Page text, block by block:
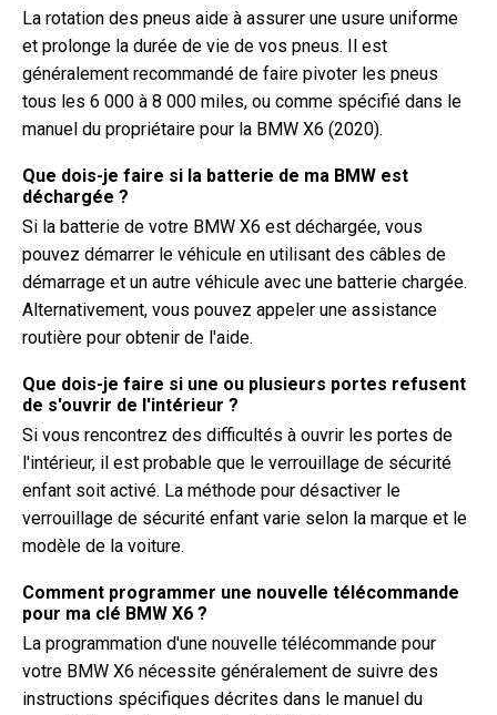
La rotation des pneus aide à assurer une usure uniforme
et prolonge la durée de vie de vos pneus. Il est
généralement recommandé de faire pivoter les pneus
tous les 6 000 à 8 000 miles, ou comme spécifié dans le
manuel du propriétaire pour la BMW X6 (2020).
Que dois-je faire si la batterie de ma BMW est
déchargée ?
Si la batterie de votre BMW X6 est déchargée, vous
pouvez démarrer le véhicule en utilisant des câbles de
démarrage et un autre véhicule avec une batterie chargée.
Alternativement, vous pouvez appeler une assistance
routière pour obtenir de l'aide.
Que dois-je faire si une ou plusieurs portes refusent
de s'ouvrir de l'intérieur ?
Si vous rencontrez des difficultés à ouvrir les portes de
l'intérieur, il est probable que le verrouillage de sécurité
enfant soit activé. La méthode pour désactiver le
verrouillage de sécurité enfant varie selon la marque et le
modèle de la voiture.
Comment programmer une nouvelle télécommande
pour ma clé BMW X6 ?
La programmation d'une nouvelle télécommande pour
votre BMW X6 nécessite généralement de suivre des
instructions spécifiques décrites dans le manuel du